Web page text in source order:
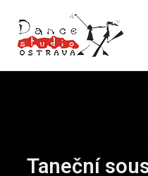
Taneční